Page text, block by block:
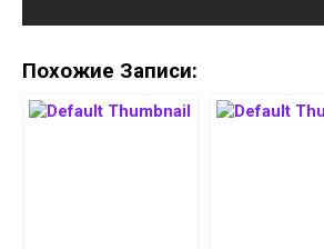
Похожие Записи: